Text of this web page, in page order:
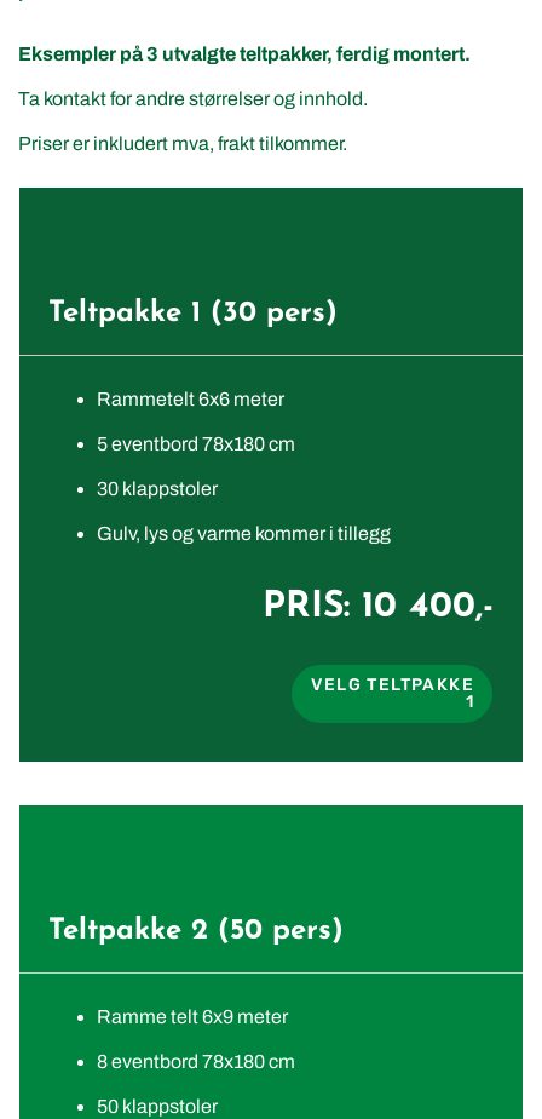
Eksempler på 3 utvalgte teltpakker, ferdig montert.
Ta kontakt for andre størrelser og innhold.
Priser er inkludert mva, frakt tilkommer.
Teltpakke 1 (30 pers)
Rammetelt 6x6 meter
5 eventbord 78x180 cm
30 klappstoler
Gulv, lys og varme kommer i tillegg
PRIS: 10 400,-
VELG TELTPAKKE
1
Teltpakke 2 (50 pers)
Ramme telt 6x9 meter
8 eventbord 78x180 cm
50 klappstoler